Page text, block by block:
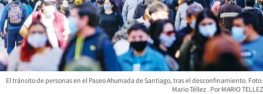
El tránsito de personas en el Paseo Ahumada de Santiago, tras el desconfinamiento. Foto:
Mario Téllez
MARIO TELLEZ